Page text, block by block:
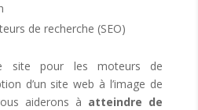
de recherche (SEO)
site pour les moteurs de
d’un site web à l’image de
aiderons à atteindre de